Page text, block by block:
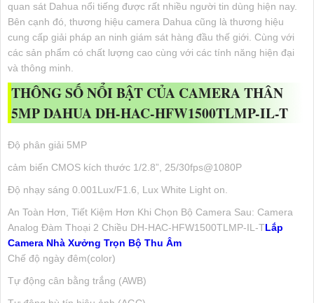
quan sát Dahua nổi tiếng được rất nhiều người tin dùng hiện nay.
Bên cạnh đó, thương hiệu camera Dahua cũng là thương hiệu
cung cấp giải pháp an ninh giám sát hàng đầu thế giới. Cùng với
các sản phẩm có chất lượng cao cùng với các tính năng hiện đại
và thông minh.
THÔNG SỐ NỔI BẬT CỦA CAMERA THÂN
5MP DAHUA DH-HAC-HFW1500TLMP-IL-T
Độ phân giải 5MP
cảm biến CMOS kích thước 1/2.8”, 25/30fps@1080P
Độ nhạy sáng 0.001Lux/F1.6, Lux White Light on.
An Toàn Hơn, Tiết Kiệm Hơn Khi Chọn Bộ Camera Sau: Camera
Analog Đàm Thoại 2 Chiều DH-HAC-HFW1500TLMP-IL-TLắp
Camera Nhà Xưởng Trọn Bộ Thu Âm
Chế độ ngày đêm(color)
Tự động cân bằng trắng (AWB)